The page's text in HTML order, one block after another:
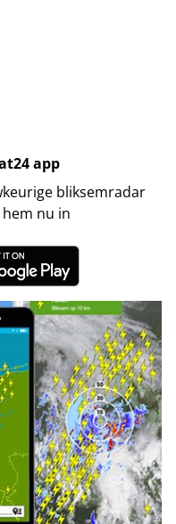
app
bliksemradar
nu in